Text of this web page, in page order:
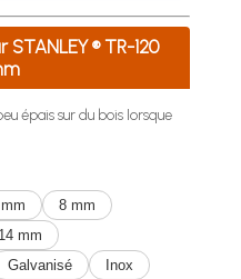
d'agrafes ou de pointes et
® TR-120
épais sur du bois lorsque
8 mm
14 mm
Galvanisé Inox